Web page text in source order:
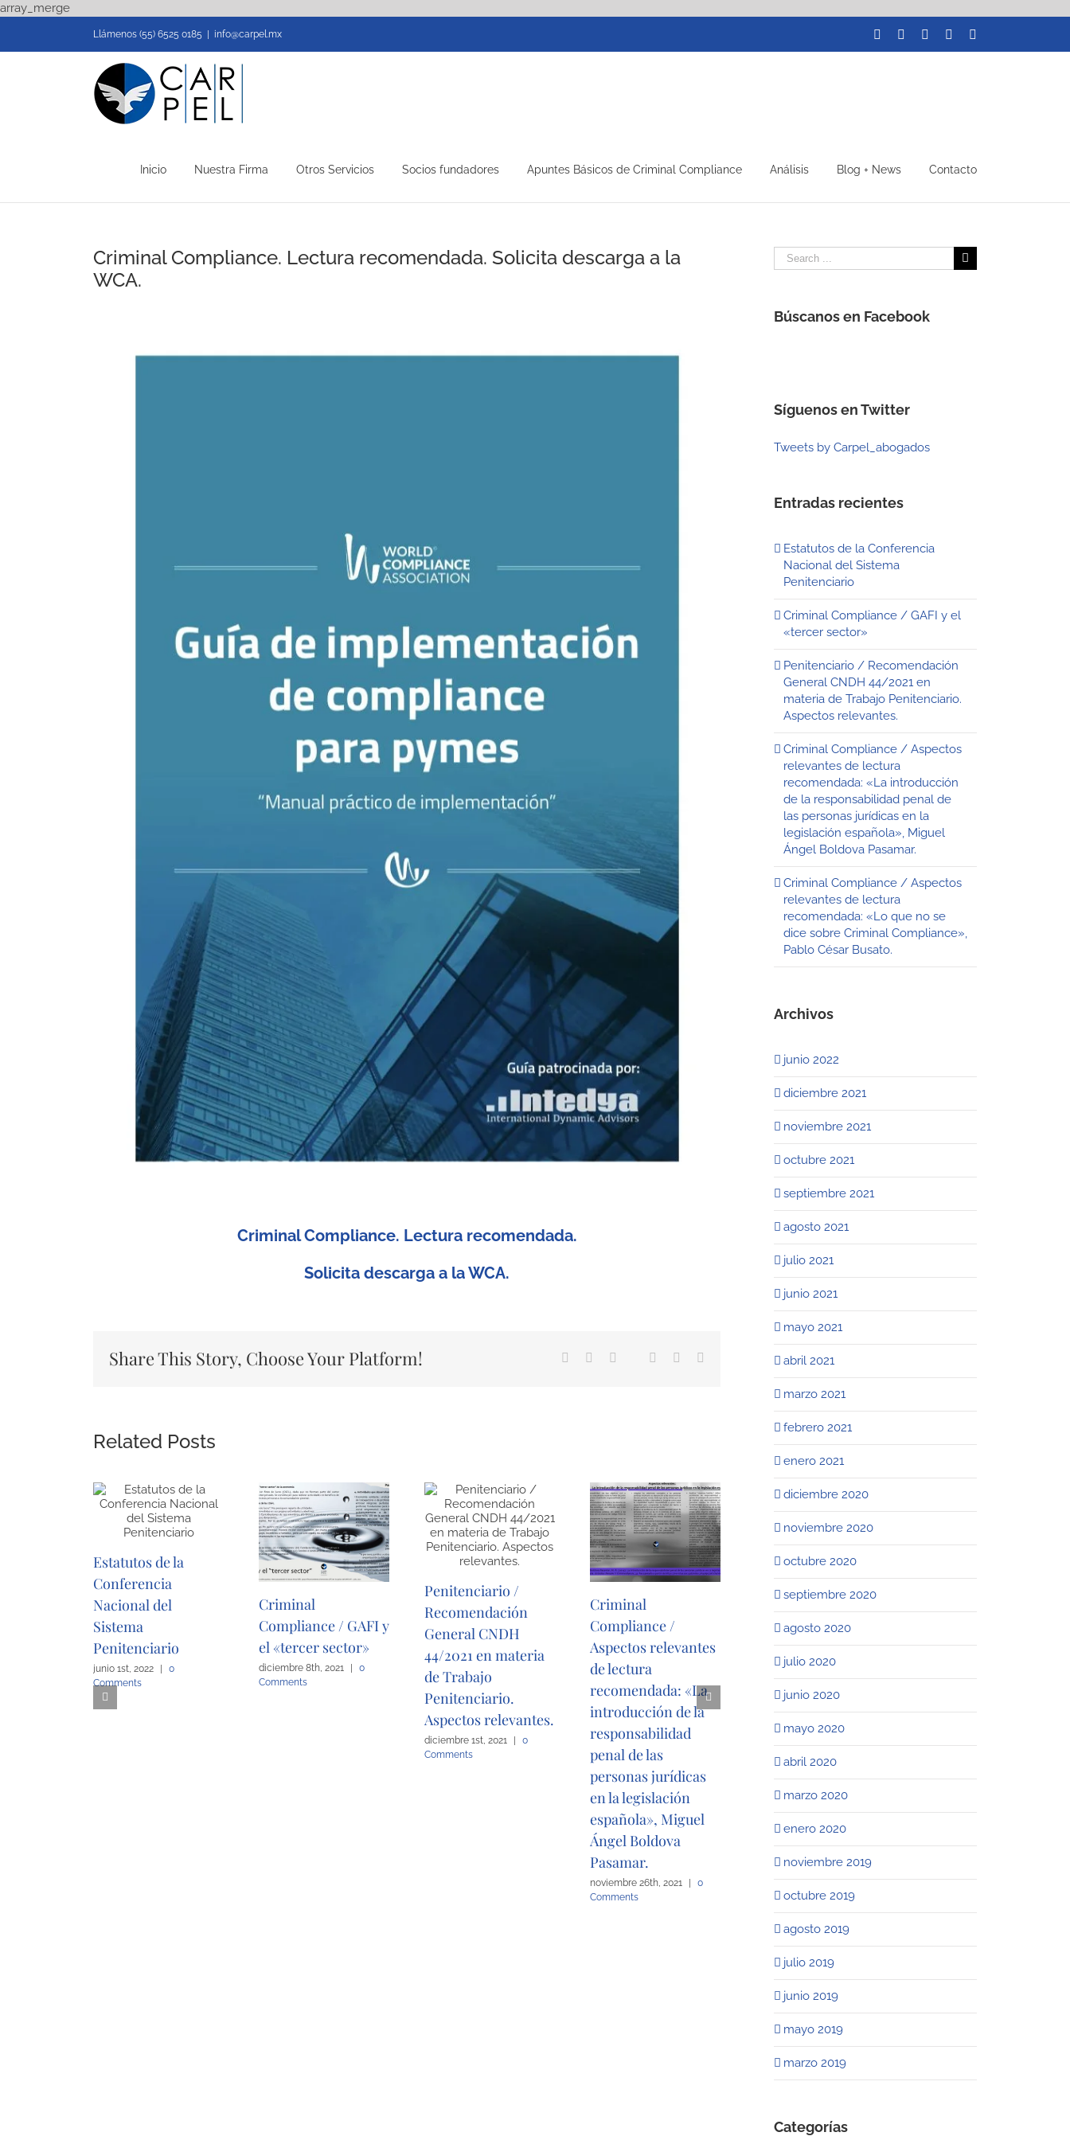
array_mergeSkip
contentLlámenos (55) 6525 0185 info@carpel.mx FacebookLinkedIn
TwitterYouTube
Inicio Nuestra Firma Otros Servicios Socios fundadores Apuntes Básicos de Criminal Compliance Análisis Blog + News Contacto
Criminal Compliance. Lectura recomendada. Solicita descarga a la
WCA.
Criminal Compliance. Lectura recomendada.
Solicita descarga a la WCA.
Share This Story, Choose Your Platform! Facebook
TwitterLinkedIn Google+Pinterest
Related Posts
Estatutos de la
Conferencia
Nacional del
Sistema
Penitenciario
junio 1st, 2022 |
0
Comments
Criminal
Compliance / GAFI y
el «tercer sector»
diciembre 8th, 2021
0
Comments
Penitenciario /
Recomendación
General CNDH
44/2021 en materia
de Trabajo
Penitenciario.
Aspectos relevantes.
diciembre 1st, 2021 |
0
Comments
Criminal
Compliance /
Aspectos relevantes
de lectura
recomendada: «La
introducción de la
responsabilidad
penal de las
personas jurídicas
en la legislación
española», Miguel
Ángel Boldova
Pasamar.
noviembre 26th, 2021
0
Comments
Criminal
Compliance /
Aspectos relevantes
de lectura
recomendada: «Lo
que no se dice sobre
Criminal
Compliance», Pablo
César Busato.
noviembre 24th, 2021
Comments
Search
for:
Búscanos en Facebook
Síguenos en Twitter
Tweets by Carpel_abogados
Entradas recientes
Estatutos de la Conferencia
Nacional del Sistema
Penitenciario
Criminal Compliance / GAFI y el
«tercer sector»
Penitenciario / Recomendación
General CNDH 44/2021 en
materia de Trabajo Penitenciario.
Aspectos relevantes.
Criminal Compliance / Aspectos
relevantes de lectura
recomendada: «La introducción
de la responsabilidad penal de
las personas jurídicas en la
legislación española», Miguel
Ángel Boldova Pasamar.
Criminal Compliance / Aspectos
relevantes de lectura
recomendada: «Lo que no se
dice sobre Criminal Compliance»,
Pablo César Busato.
Archivos
junio 2022
diciembre 2021
noviembre 2021
octubre 2021
septiembre 2021
agosto 2021
julio 2021
junio 2021
mayo 2021
abril 2021
marzo 2021
febrero 2021
enero 2021
diciembre 2020
noviembre 2020
octubre 2020
septiembre 2020
agosto 2020
julio 2020
junio 2020
mayo 2020
abril 2020
marzo 2020
enero 2020
noviembre 2019
octubre 2019
agosto 2019
julio 2019
junio 2019
mayo 2019
marzo 2019
Categorías